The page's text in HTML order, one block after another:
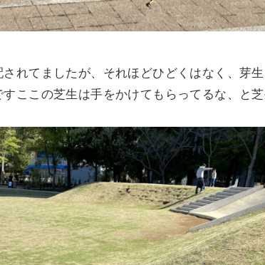
れてましたが、それほどひどくはなく、芽
ここの芝生は手をかけてもらってるな、と